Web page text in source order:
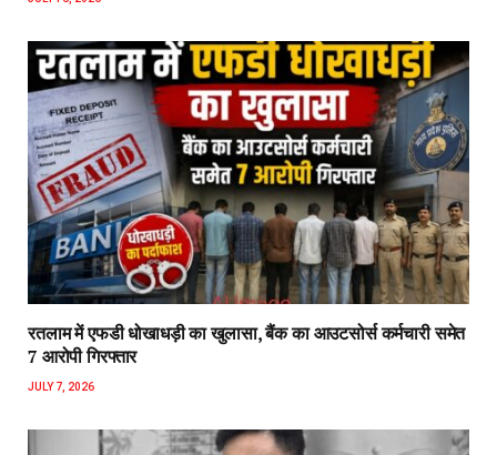
रतलाम में एफडी धोखाधड़ी का खुलासा, बैंक का आउटसोर्स कर्मचारी समेत
7 आरोपी गिरफ्तार
JULY 7, 2026